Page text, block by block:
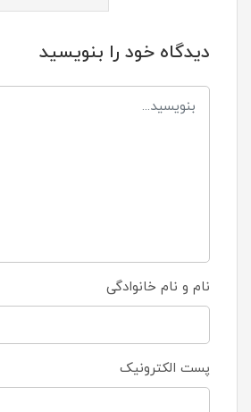
دیدگاه خود را بنویسید
نام و نام خانوادگی
پست الکترونیک